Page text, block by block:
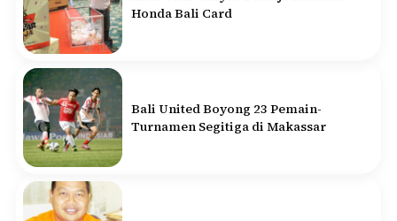
Honda Bali Card
Bali United Boyong 23 Pemain-
Turnamen Segitiga di Makassar